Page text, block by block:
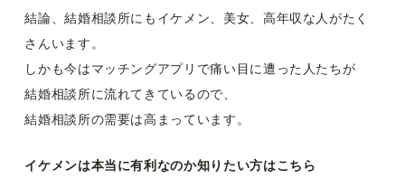
結論、結婚相談所にもイケメン、美女、高年収な人がたく
さんいます。
しかも今はマッチングアプリで痛い目に遭った人たちが
結婚相談所に流れてきているので、
結婚相談所の需要は高まっています。
イケメンは本当に有利なのか知りたい方はこちら